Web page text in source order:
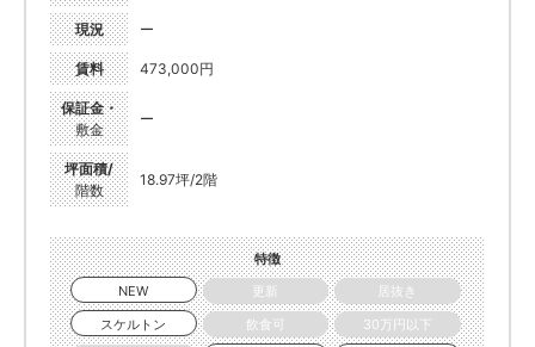
現況 ー
賃料 473,000円
保証金・
敷金
ー
坪面積/
階数
18.97坪/2階
特徴
NEW
更新
居抜き
スケルトン
飲食可
30万円以下